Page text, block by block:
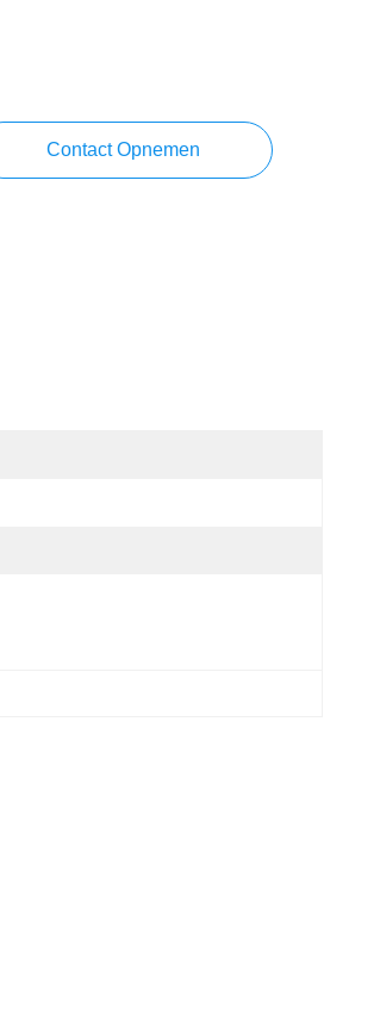
Contact Opnemen